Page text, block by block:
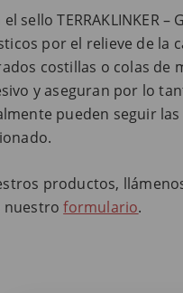
TERRAKLINKER –
por el relieve de la
costillas o colas de
y aseguran por lo
pueden seguir las
productos,
nuestroformulario.